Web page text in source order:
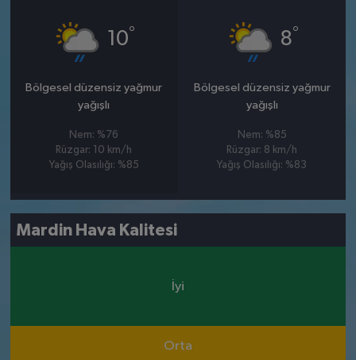
10°
Bölgesel düzensiz yağmur
yağışlı
Nem: %76
Rüzgar: 10 km/h
Yağış Olasılığı: %85
8°
Bölgesel düzensiz yağmur
yağışlı
Nem: %85
Rüzgar: 8 km/h
Yağış Olasılığı: %83
Mardin Hava Kalitesi
İyi
Orta